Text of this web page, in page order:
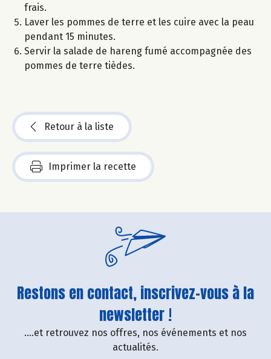
frais.
Laver les pommes de terre et les cuire avec la peau
pendant 15 minutes.
Servir la salade de hareng fumé accompagnée des
pommes de terre tièdes.
Retour à la liste
Imprimer la recette
Restons en contact, inscrivez-vous à la
newsletter !
....et retrouvez nos offres, nos événements et nos
actualités.